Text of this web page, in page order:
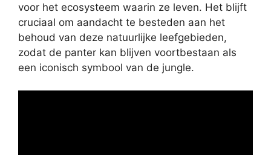
voor het ecosysteem waarin ze leven. Het blijft
cruciaal om aandacht te besteden aan het
behoud van deze natuurlijke leefgebieden,
zodat de panter kan blijven voortbestaan als
een iconisch symbool van de jungle.